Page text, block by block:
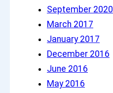
September 2020
March 2017
January 2017
December 2016
June 2016
May 2016